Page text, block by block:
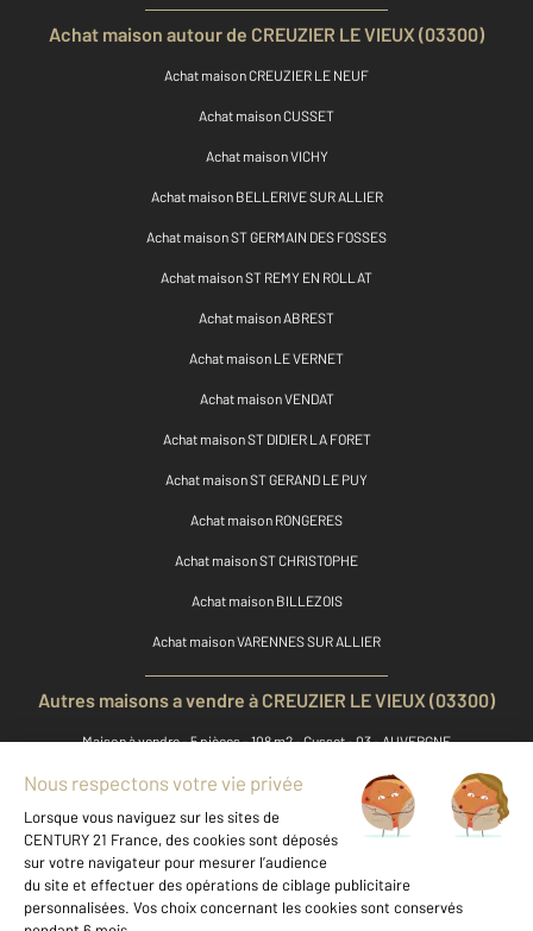
Achat maison autour de CREUZIER LE VIEUX (03300)
Achat maison CREUZIER LE NEUF
Achat maison CUSSET
Achat maison VICHY
Achat maison BELLERIVE SUR ALLIER
Achat maison ST GERMAIN DES FOSSES
Achat maison ST REMY EN ROLLAT
Achat maison ABREST
Achat maison LE VERNET
Achat maison VENDAT
Achat maison ST DIDIER LA FORET
Achat maison ST GERAND LE PUY
Achat maison RONGERES
Achat maison ST CHRISTOPHE
Achat maison BILLEZOIS
Achat maison VARENNES SUR ALLIER
Autres maisons a vendre à CREUZIER LE VIEUX (03300)
Maison à vendre - 5 pièces - 108 m2 - Cusset - 03 - AUVERGNE
Maison à vendre - 6 pièces - 128 m2 - Cusset - 03 - AUVERGNE
Maison à vendre - 5 pièces - 152 m2 - Cusset - 03 - AUVERGNE
Maison à vendre - 5 pièces - 137,51 m2 - Creuzier Le Vieux - 03 - AUVERGNE
Maison à vendre - 5 pièces - 206,15 m2 - Creuzier Le Vieux - 03 - AUVERGNE